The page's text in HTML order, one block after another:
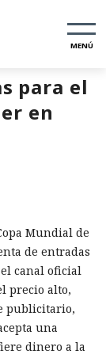
MENÚ
para el
en
Mundial de
de entradas
canal oficial
precio alto,
publicitario,
una
dinero a la